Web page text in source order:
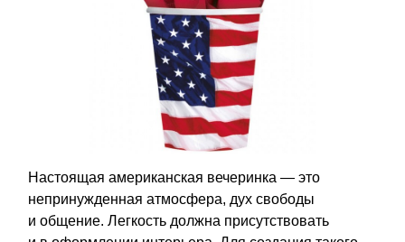
Настоящая американская вечеринка — это
непринужденная атмосфера, дух свободы
и общение. Легкость должна присутствовать